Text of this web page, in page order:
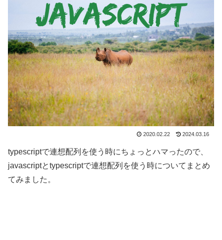
2020.02.22 2024.03.16
typescriptで連想配列を使う時にちょっとハマったので、
javascriptとtypescriptで連想配列を使う時についてまとめ
てみました。